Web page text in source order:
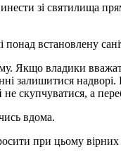
зі святилища
встановлену
Якщо владики
залишитися
скупчуватися, а
вдома.
при цьому